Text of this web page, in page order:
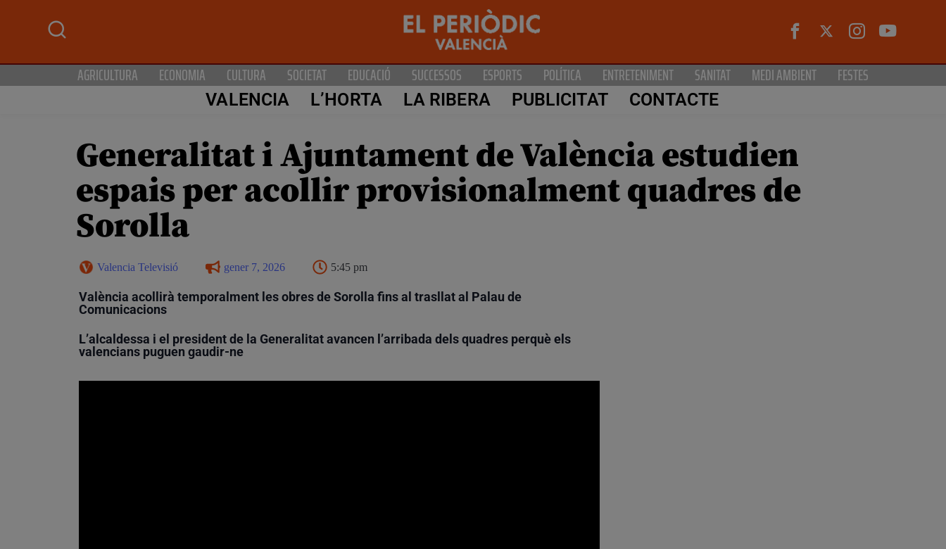
AGRICULTURA ECONOMIA CULTURA SOCIETAT EDUCACIÓ SUCCESSOS ESPORTS POLÍTICA ENTRETENIMENT SANITAT MEDI AMBIENT FESTES
VALENCIA L’HORTA LA RIBERA PUBLICITAT CONTACTE
Generalitat i Ajuntament de València estudien
espais per acollir provisionalment quadres de
Sorolla
Valencia Televisió gener 7, 2026 5:45 pm
València acollirà temporalment les obres de Sorolla fins al trasllat al Palau de
Comunicacions
L’alcaldessa i el president de la Generalitat avancen l’arribada dels quadres perquè els
valencians puguen gaudir-ne